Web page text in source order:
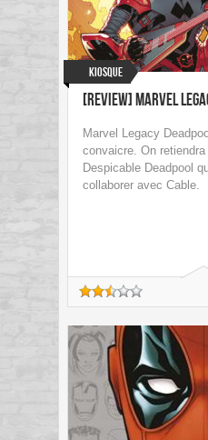
Kiosque
[Review] Marvel
Marvel Legacy
convaicre. On
Despicable Deadpool
collaborer avec Cable.